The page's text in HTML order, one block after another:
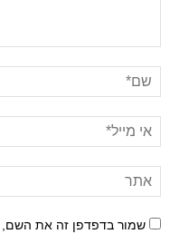
שמור בדפדפן זה את השם,